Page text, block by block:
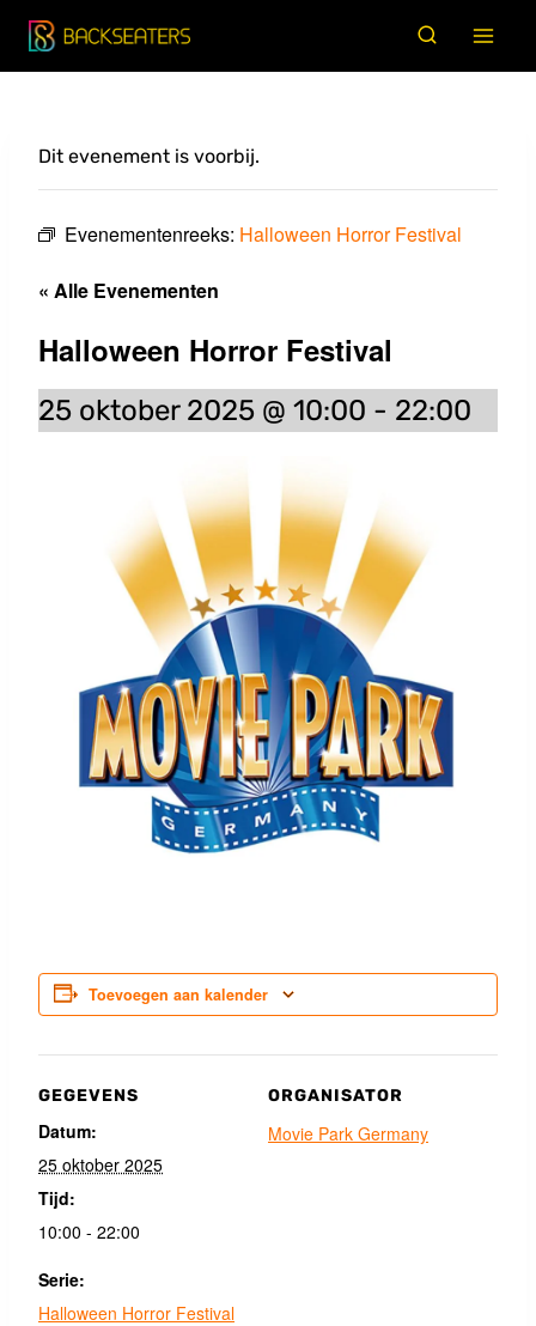
Doorgaan
naar
Dit evenement is voorbij.
Evenementenreeks: Halloween Horror Festival
« Alle Evenementen
Halloween Horror Festival
25 oktober 2025 @ 10:00 - 22:00
Toevoegen aan kalender
GEGEVENS
Datum:
25 oktober 2025
Tijd:
10:00 - 22:00
Serie:
Halloween Horror Festival
ORGANISATOR
Movie Park Germany